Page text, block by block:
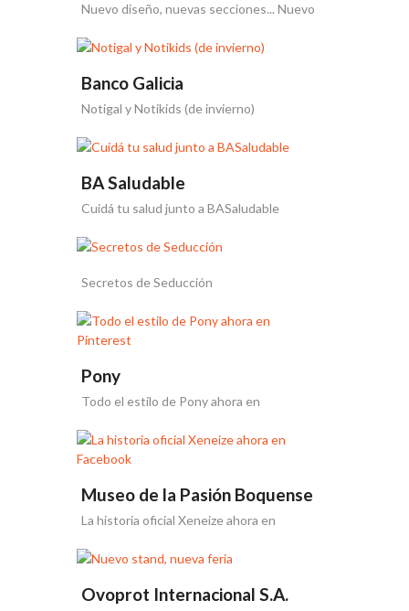
Nuevo diseño, nuevas secciones... Nuevo
Banco Galicia
Notigal y Notikids (de invierno)
BA Saludable
Cuidá tu salud junto a BASaludable
Secretos de Seducción
Pony
Todo el estilo de Pony ahora en
Museo de la Pasión Boquense
La historia oficial Xeneize ahora en
Ovoprot Internacional S.A.